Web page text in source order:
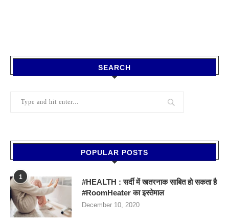
SEARCH
POPULAR POSTS
1
#HEALTH : सर्दी में खतरनाक साबित हो सकता है
#RoomHeater का इस्तेमाल
December 10, 2020